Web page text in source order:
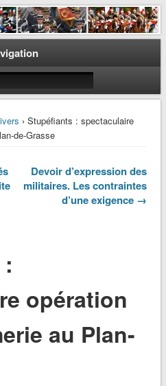
› Stupéfiants : spectaculaire
de-Grasse
Devoir d’expression des
militaires. Les contraintes
d’une exigence →
opération
au Plan-